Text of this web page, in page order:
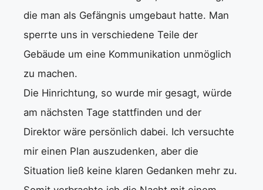
die man als Gefängnis umgebaut hatte. Man
sperrte uns in verschiedene Teile der
Gebäude um eine Kommunikation unmöglich
zu machen.
Die Hinrichtung, so wurde mir gesagt, würde
am nächsten Tage stattfinden und der
Direktor wäre persönlich dabei. Ich versuchte
mir einen Plan auszudenken, aber die
Situation ließ keine klaren Gedanken mehr zu.